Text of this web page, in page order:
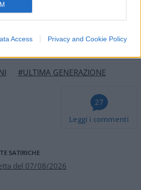
Access Privacy and Cookie Policy
su Whatsapp. È sufficiente
#ULTIMA GENERAZIONE
27
Leggi i commenti
SATIRICHE
del 07/08/2026